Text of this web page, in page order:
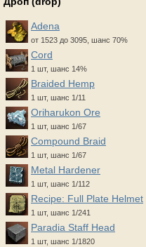
Adena
от 1523 до 3095, шанс 70%
Cord
1 шт, шанс 14%
Braided Hemp
1 шт, шанс 1/11
Oriharukon Ore
1 шт, шанс 1/67
Compound Braid
1 шт, шанс 1/67
Metal Hardener
1 шт, шанс 1/112
Recipe: Full Plate Helmet
1 шт, шанс 1/241
Paradia Staff Head
1 шт, шанс 1/1820